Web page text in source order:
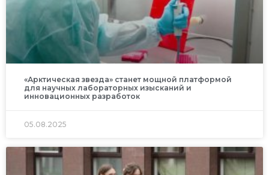
«Арктическая звезда» станет мощной платформой
для научных лабораторных изысканий и
инновационных разработок
05.08.2025